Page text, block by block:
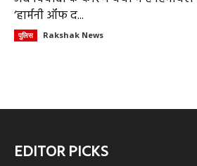
‘हार्मनी ऑफ द...
पुलिस Rakshak News
EDITOR PICKS